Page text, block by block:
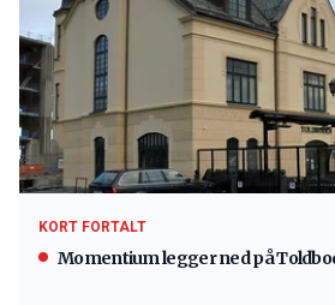
KORT FORTALT
Momentium legger ned på